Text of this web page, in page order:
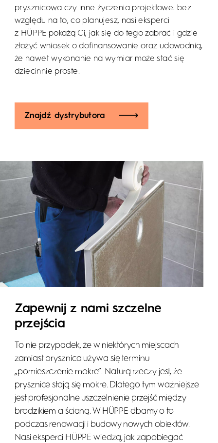
prysznicowa czy inne życzenia projektowe: bez
względu na to, co planujesz, nasi eksperci
z HÜPPE pokażą Ci, jak się do tego zabrać i gdzie
złożyć wniosek o dofinansowanie oraz udowodnią,
że nawet wykonanie na wymiar może stać się
dziecinnie proste.
Znajdź dystrybutora
Zapewnij z nami szczelne
przejścia
To nie przypadek, że w niektórych miejscach
zamiast prysznica używa się terminu
„pomieszczenie mokre”. Naturą rzeczy jest, że
prysznice stają się mokre. Dlatego tym ważniejsze
jest profesjonalne uszczelnienie przejść między
brodzikiem a ścianą. W HÜPPE dbamy o to
podczas renowacji i budowy nowych obiektów.
Nasi eksperci HÜPPE wiedzą, jak zapobiegać